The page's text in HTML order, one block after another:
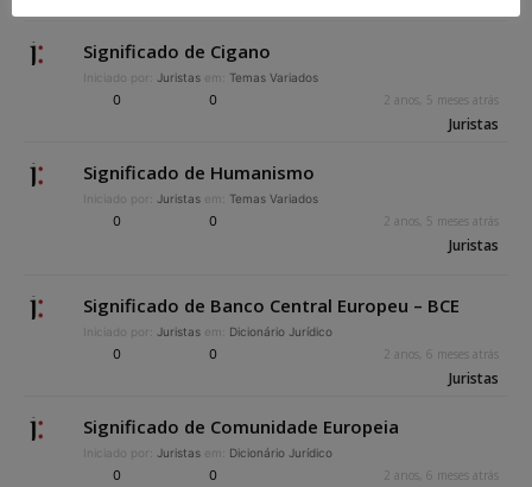
Significado de Cigano
Iniciado por: Juristas em: Temas Variados
0 0 2 anos, 5 meses atrás
Juristas
Significado de Humanismo
Iniciado por: Juristas em: Temas Variados
0 0 2 anos, 5 meses atrás
Juristas
Significado de Banco Central Europeu – BCE
Iniciado por: Juristas em: Dicionário Jurídico
0 0 2 anos, 6 meses atrás
Juristas
Significado de Comunidade Europeia
Iniciado por: Juristas em: Dicionário Jurídico
0 0 2 anos, 6 meses atrás